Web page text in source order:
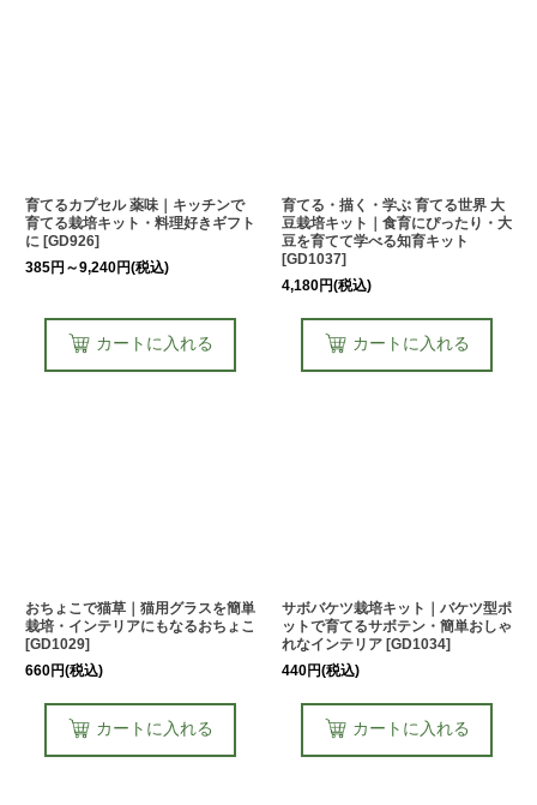
育てるカプセル 薬味｜キッチンで
育てる栽培キット・料理好きギフト
に [GD926]
385円 ～9,240円(税込)
カートに入れる
育てる・描く・学ぶ 育てる世界 大
豆栽培キット｜食育にぴったり・大
豆を育てて学べる知育キット
[GD1037]
4,180円(税込)
カートに入れる
おちょこで猫草｜猫用グラスを簡単
栽培・インテリアにもなるおちょこ
[GD1029]
660円(税込)
カートに入れる
サボバケツ栽培キット｜バケツ型ポ
ットで育てるサボテン・簡単おしゃ
れなインテリア [GD1034]
440円(税込)
カートに入れる